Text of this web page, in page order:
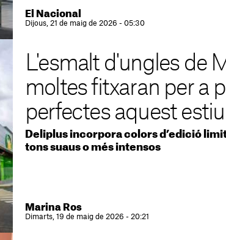
El Nacional
Dijous, 21 de maig de 2026 - 05:30
L'esmalt d'ungles de
moltes fitxaran per a
perfectes aquest estiu
Deliplus incorpora colors d’edició
tons suaus o més intensos
Marina Ros
Dimarts, 19 de maig de 2026 - 20:21